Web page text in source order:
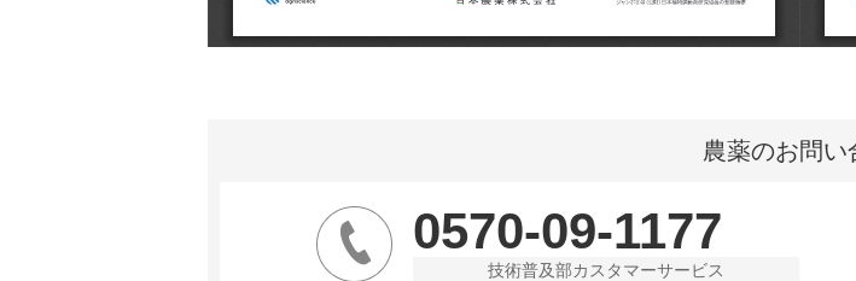
農薬のお問い
0570-09-1177
技術普及部カスタマーサービス